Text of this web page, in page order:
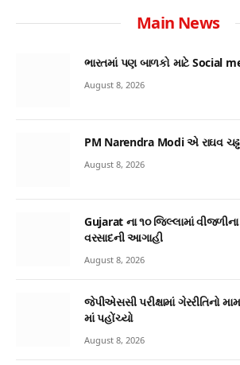
Main News
ભારતમાં પણ બાળકો માટે Social
August 8, 2026
PM Narendra Modi એ રાઘવ
August 8, 2026
Gujarat ના ૧૦ જિલ્લામાં વીજળીના
વરસાદની આગાહી
August 8, 2026
જેપીએસસી પરીક્ષામાં ગેરરીતિનો
માં પહોંચ્યો
August 8, 2026